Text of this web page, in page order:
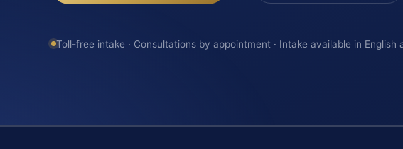
Toll-free intake · Consultations by appointment · Intake available in English